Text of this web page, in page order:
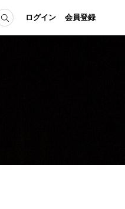
ログイン 会員登録